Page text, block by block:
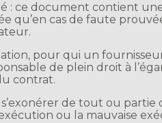
: ce document contient
qu’en cas de faute
pour qui un
de plein droit à
contrat.
de tout ou partie
ou la mauvaise